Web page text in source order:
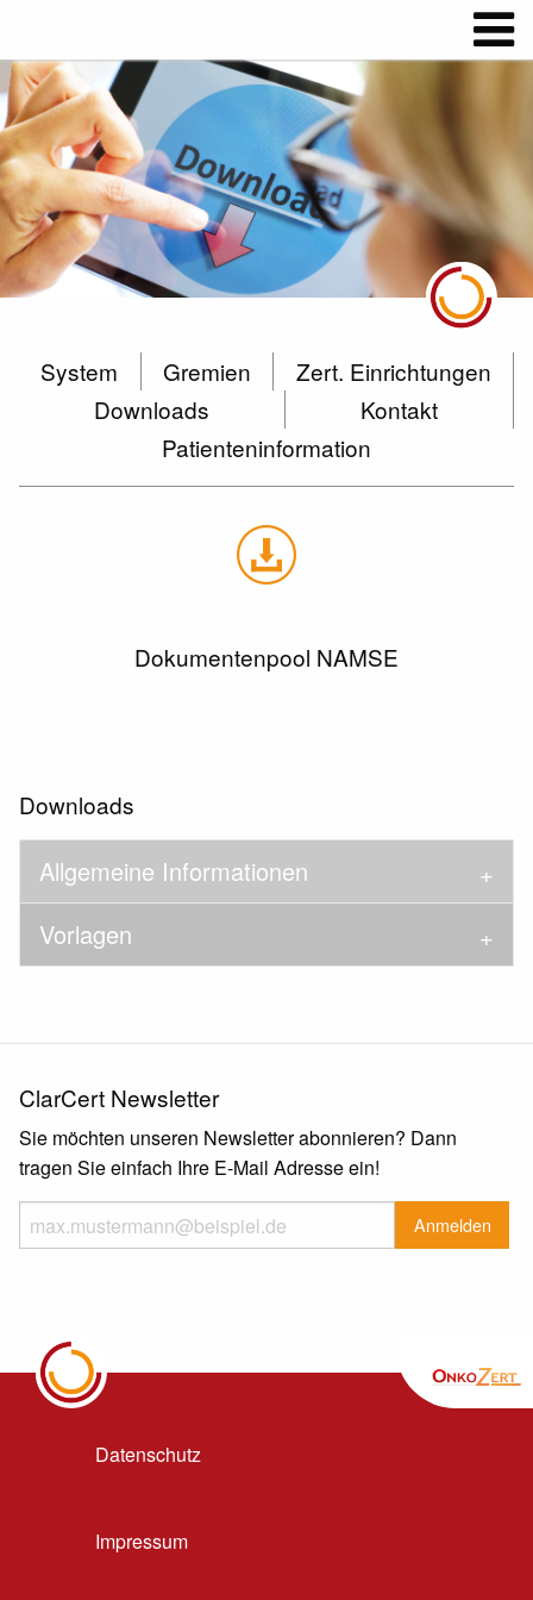
System Gremien
Zert. Einrichtungen
Downloads
Kontakt
Patienteninformation
Dokumentenpool NAMSE
Downloads
Allgemeine Informationen
Vorlagen
ClarCert Newsletter
Sie möchten unseren Newsletter abonnieren? Dann
tragen Sie einfach Ihre E-Mail Adresse ein!
Datenschutz
Impressum